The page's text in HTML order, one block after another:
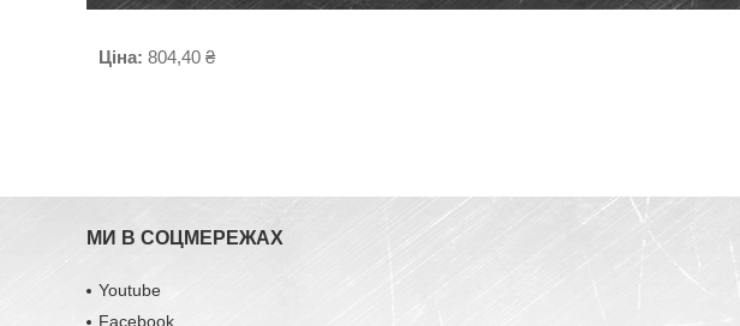
Ціна: 804,40 ₴
МИ В СОЦМЕРЕЖАХ
Youtube
Facebook